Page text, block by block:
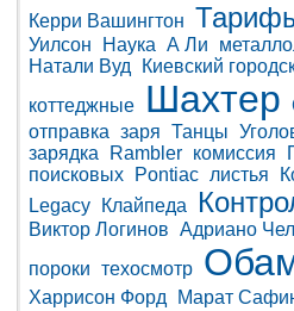
Керри Вашингтон
Уилсон
Наука А Ли
Натали Вуд
Киевский
коттеджные
Шахтер
отправка заря Танцы
зарядка
Rambler комиссия
поисковых
Pontiac листья
Legacy
Клайпеда
Виктор Логинов Адриано
пороки техосмотр
Харрисон Форд
Марат